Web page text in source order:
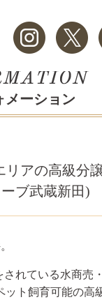
メーション
リアの高級分
ブ武蔵新田)
れている水商売
ト飼育可能の高